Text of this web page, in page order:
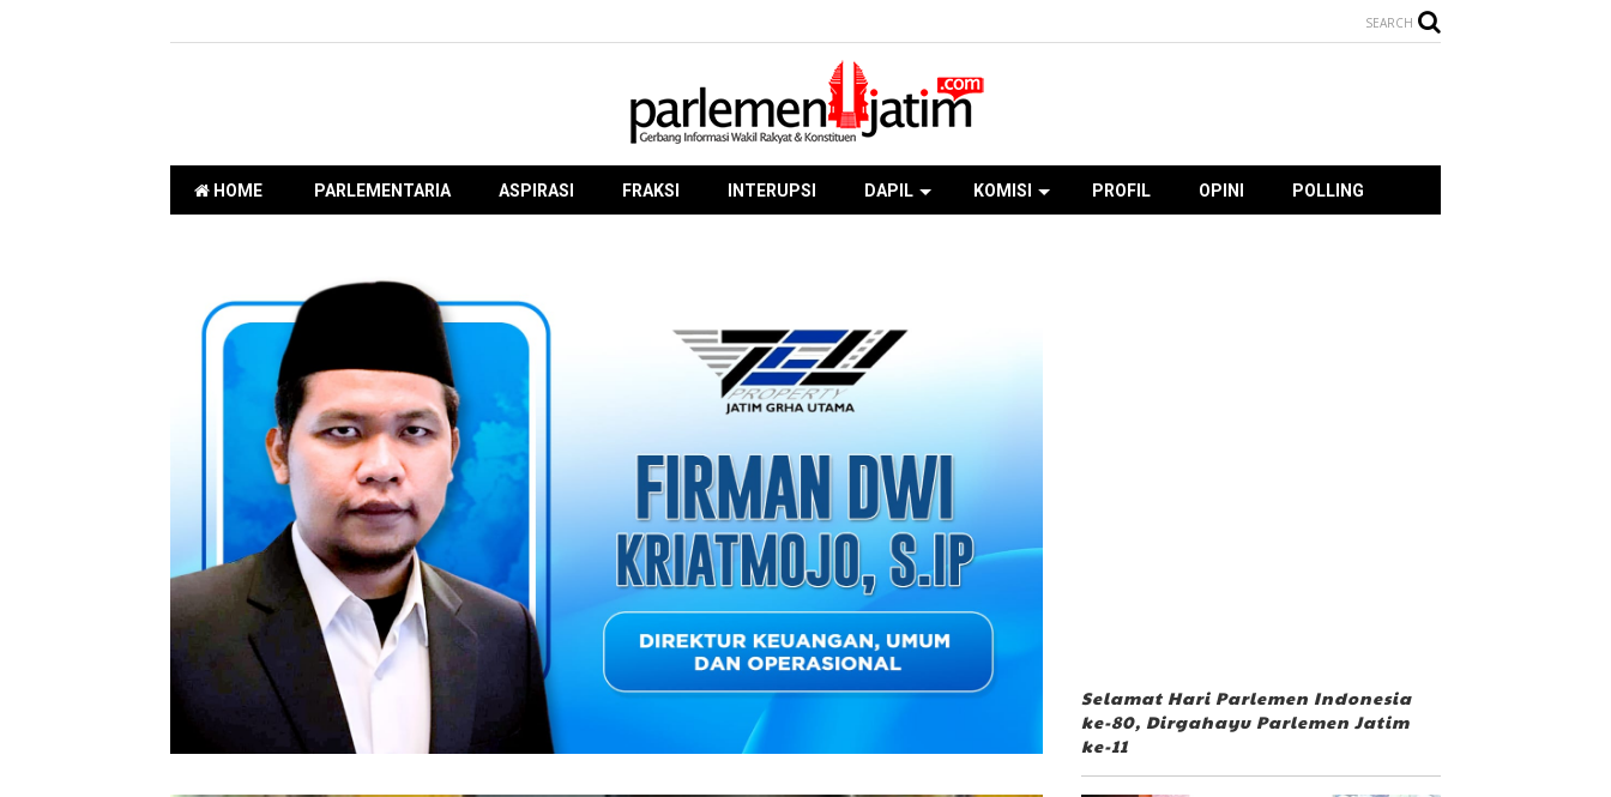
SEARCH
HOME PARLEMENTARIA ASPIRASI FRAKSI INTERUPSI DAPIL KOMISI PROFIL OPINI POLLING
Selamat Hari Parlemen Indonesia
ke-80, Dirgahayu Parlemen Jatim
ke-11